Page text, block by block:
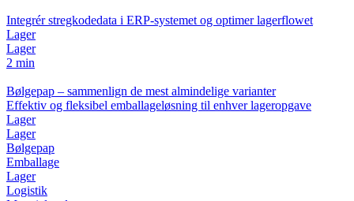
Integrér stregkodedata i ERP-systemet og optimer lagerflowet
Lager
Lager
2 min
Bølgepap – sammenlign de mest almindelige varianter
Effektiv og fleksibel emballageløsning til enhver lageropgave
Lager
Lager
Bølgepap
Emballage
Lager
Logistik